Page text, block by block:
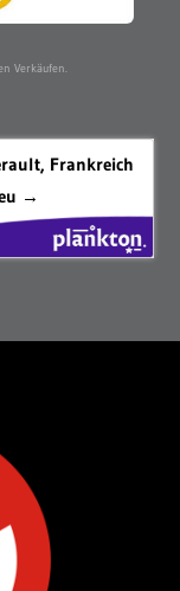
Verkäufen.
Frankreich
→